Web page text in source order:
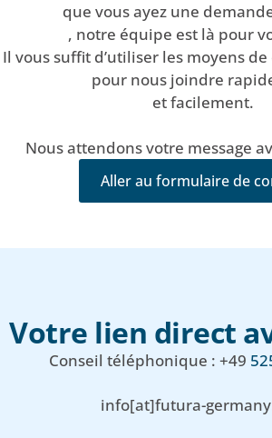
que vous ayez une
, notre équipe est là pour
Il vous suffit d’utiliser les moyens
pour nous joindre
et facilement.
Nous attendons votre message
Aller au formulaire de
Votre lien direct
Conseil téléphonique : +49
info[at]futura-